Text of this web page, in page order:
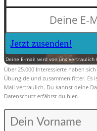
Jetzt zusenden!
Deine E-mail wird von uns
Über 25.000 Interessierte haben
Übung.de und zusammen fitter. Es
Mail vertraulich. Du kannst deine
Datenschutz erfährst du hier.